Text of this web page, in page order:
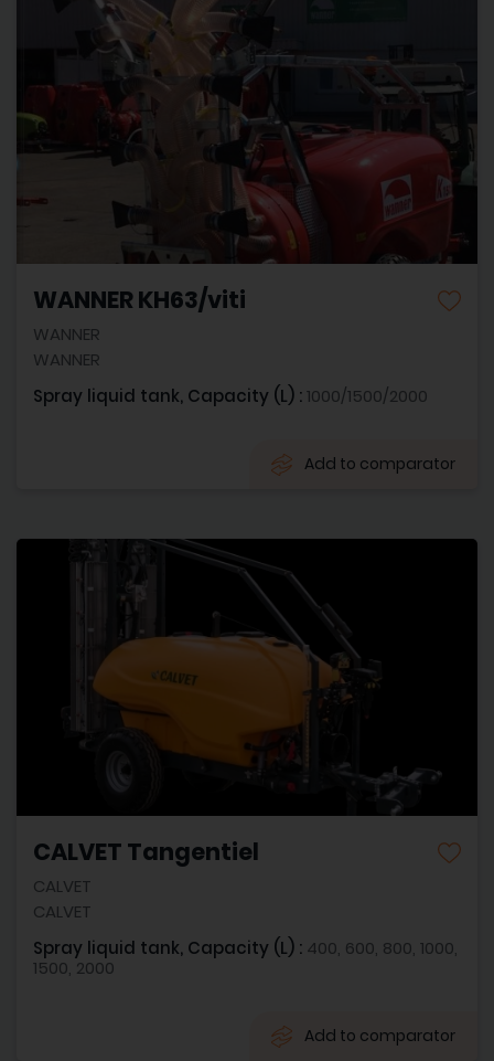
WANNER KH63/viti
WANNER
WANNER
Spray liquid tank, Capacity (L) :1000/1500/2000
Add to comparator
CALVET Tangentiel
CALVET
CALVET
Spray liquid tank, Capacity (L) : 400, 600, 800, 1000,
1500, 2000
Add to comparator